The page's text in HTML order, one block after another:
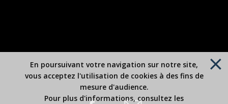
En poursuivant votre navigation sur notre site,
vous acceptez l'utilisation de cookies à des fins de
mesure d'audience.
Pour plus d'informations, consultez les